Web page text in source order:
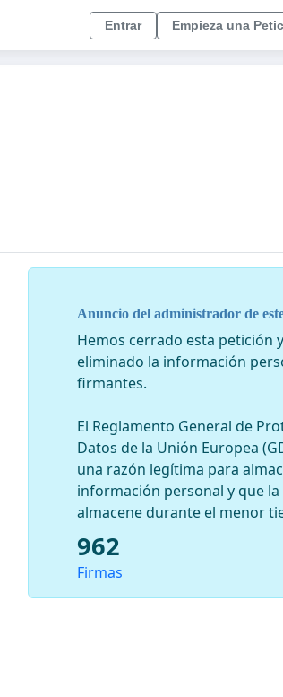
Entrar Empieza una
Anuncio del administrador de
Hemos cerrado esta petición
eliminado la información
firmantes.
El Reglamento General de
Datos de la Unión Europea
una razón legítima para
información personal y que
almacene durante el menor
962
Firmas